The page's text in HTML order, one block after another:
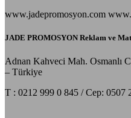
www.jadepromosyon.com
JADE PROMOSYON Reklam ve
Adnan Kahveci Mah. Osmanlı
– Türkiye
T : 0212 999 0 845 / Cep: 0507